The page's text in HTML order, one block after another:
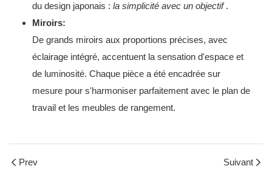
du design japonais : la simplicité avec un objectif.
Miroirs:
De grands miroirs aux proportions précises, avec
éclairage intégré, accentuent la sensation d'espace et
de luminosité. Chaque pièce a été encadrée sur
mesure pour s'harmoniser parfaitement avec le plan de
travail et les meubles de rangement.
Prev Suivant